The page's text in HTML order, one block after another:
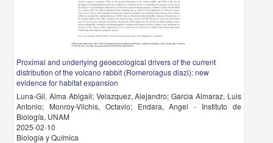
Proximal and underlying geoecological drivers of the current
distribution of the volcano rabbit (Romerolagus diazi): new
evidence for habitat expansion
Luna-Gil, Alma Abigail; Velazquez, Alejandro; Garcia Almaraz, Luis
Antonio; Monroy-Vilchis, Octavio; Endara, Angel - Instituto de
Biología, UNAM
2025-02-10
Biología y Química